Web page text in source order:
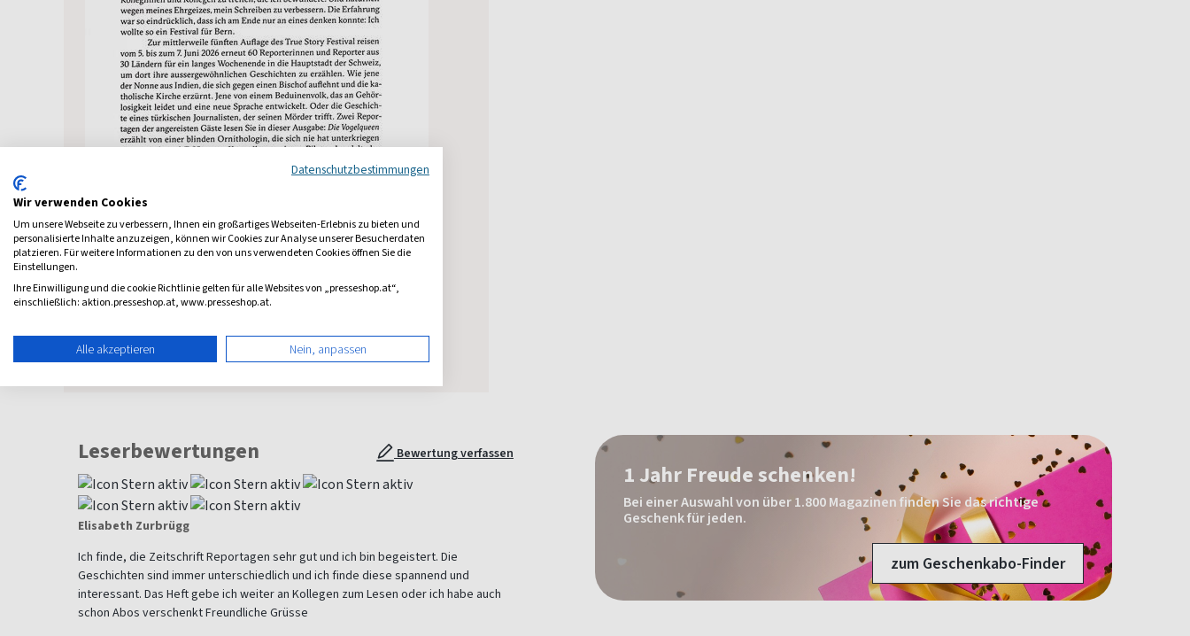
Mehr anzeigen
Leserbewertungen Bewertung verfassen
Elisabeth Zurbrügg
Ich finde, die Zeitschrift Reportagen sehr gut und ich bin begeistert. Die
Geschichten sind immer unterschiedlich und ich finde diese spannend und
interessant. Das Heft gebe ich weiter an Kollegen zum Lesen oder ich habe auch
schon Abos verschenkt Freundliche Grüsse
1 Jahr Freude schenken!
Bei einer Auswahl von über 1.800 Magazinen finden Sie das richtige
Geschenk für jeden.
zum Geschenkabo-Finder
Datenschutzbestimmungen
Wir verwenden Cookies
Um unsere Webseite zu verbessern, Ihnen ein großartiges Webseiten-Erlebnis zu bieten und
personalisierte Inhalte anzuzeigen, können wir Cookies zur Analyse unserer Besucherdaten
platzieren. Für weitere Informationen zu den von uns verwendeten Cookies öffnen Sie die
Einstellungen.
Ihre Einwilligung und die cookie Richtlinie gelten für alle Websites von „presseshop.at“,
einschließlich: aktion.presseshop.at, www.presseshop.at.
Alle akzeptieren Nein, anpassen